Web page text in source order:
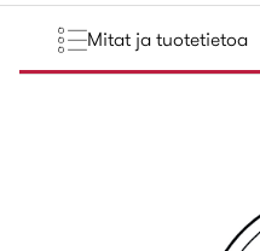
Mitat ja tuotetietoa